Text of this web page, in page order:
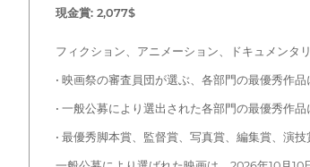
現金賞: 2,077$
フィクション、アニメーション、ドキュメンタ
• 映画祭の審査員団が選ぶ、各部門の最優秀作
• 一般公募により選出された各部門の最優秀作
• 最優秀脚本賞、監督賞、写真賞、編集賞、演